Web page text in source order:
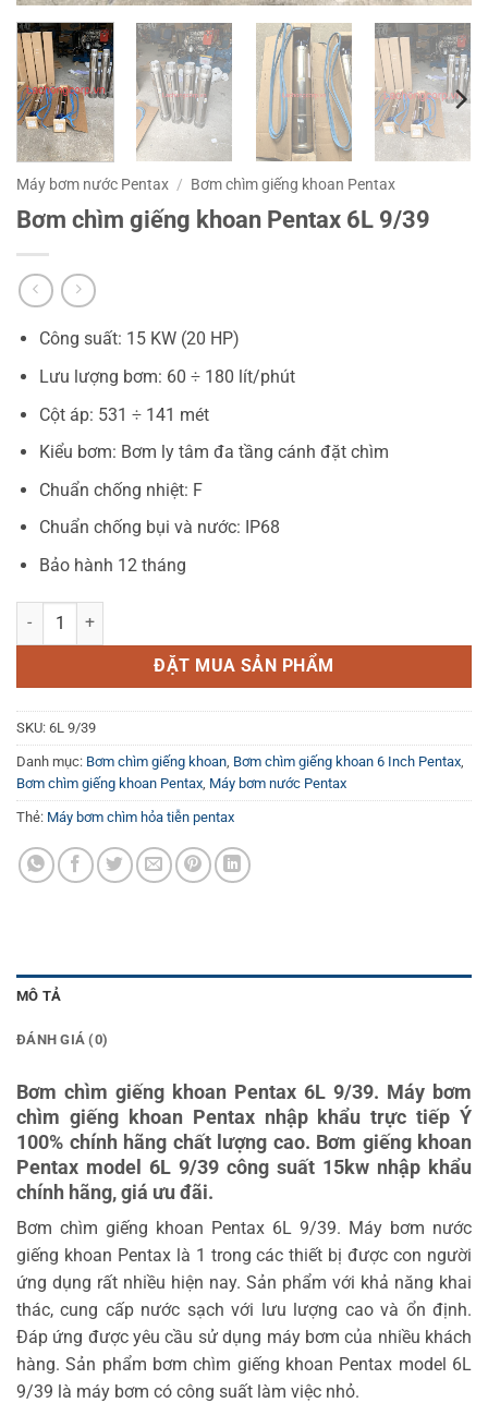
Máy bơm nước Pentax / Bơm chìm giếng khoan Pentax
Bơm chìm giếng khoan Pentax 6L 9/39
Công suất: 15 KW (20 HP)
Lưu lượng bơm: 60 ÷ 180 lít/phút
Cột áp: 531 ÷ 141 mét
Kiểu bơm: Bơm ly tâm đa tầng cánh đặt chìm
Chuẩn chống nhiệt: F
Chuẩn chống bụi và nước: IP68
Bảo hành 12 tháng
Bơm chìm giếng khoan Pentax 6L 9/39 số lượng
ĐẶT MUA SẢN PHẨM
SKU: 6L 9/39
Danh mục: Bơm chìm giếng khoan Bơm chìm giếng khoan 6 Inch Pentax
Bơm chìm giếng khoan Pentax Máy bơm nước Pentax
Thẻ: Máy bơm chìm hỏa tiễn pentax
MÔ TẢ
ĐÁNH GIÁ (0)
Bơm chìm giếng khoan Pentax 6L 9/39. Máy bơm
chìm giếng khoan Pentax nhập khẩu trực tiếp Ý
100% chính hãng chất lượng cao. Bơm giếng khoan
Pentax model 6L 9/39 công suất 15kw nhập khẩu
chính hãng, giá ưu đãi.
Bơm chìm giếng khoan Pentax 6L 9/39. Máy bơm nước
giếng khoan Pentax là 1 trong các thiết bị được con người
ứng dụng rất nhiều hiện nay. Sản phẩm với khả năng khai
thác, cung cấp nước sạch với lưu lượng cao và ổn định.
Đáp ứng được yêu cầu sử dụng máy bơm của nhiều khách
hàng. Sản phẩm bơm chìm giếng khoan Pentax model 6L
9/39 là máy bơm có công suất làm việc nhỏ.